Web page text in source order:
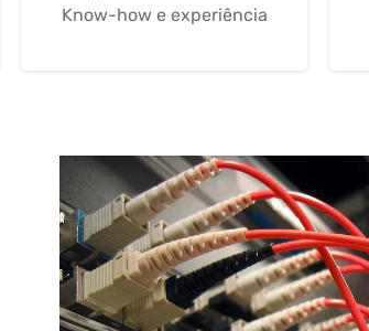
Know-how e experiência